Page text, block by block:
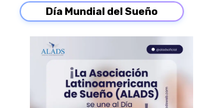
Día Mundial del Sueño